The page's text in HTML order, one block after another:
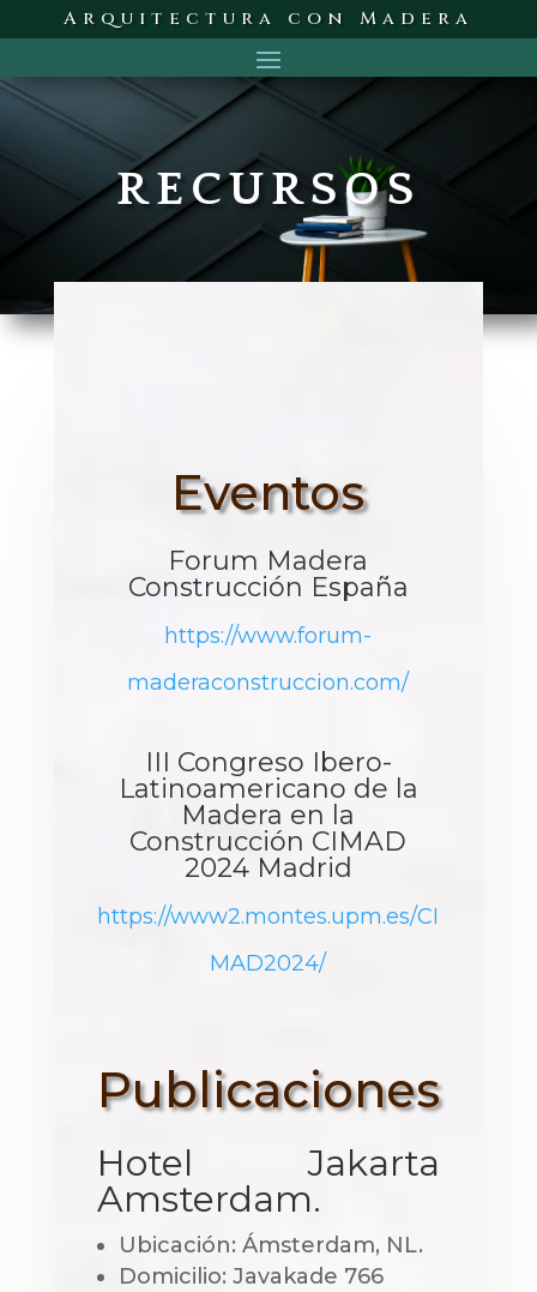
Arquitectura con Madera
RECURSOS
Eventos
Forum Madera
Construcción España
https://www.forum-
maderaconstruccion.com/
III Congreso Ibero-
Latinoamericano de la
Madera en la
Construcción CIMAD
2024 Madrid
https://www2.montes.upm.es/CI
MAD2024/
Publicaciones
Hotel Jakarta
Amsterdam.
Ubicación: Ámsterdam, NL.
Domicilio: Javakade 766